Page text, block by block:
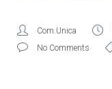
Com.Unica
No Comments